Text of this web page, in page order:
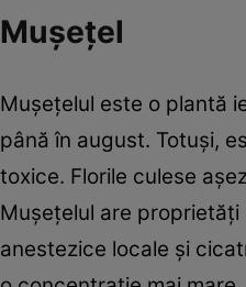
Mușețel
Muşeţelul este o plantă
până în august. Totuşi,
toxice. Florile culese
Muşeţelul are
anestezice locale şi